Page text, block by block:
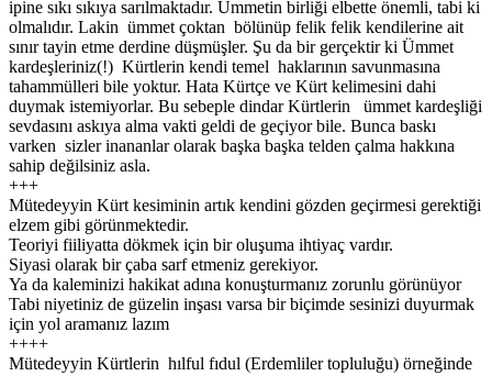
ipine sıkı sıkıya sarılmaktadır. Ümmetin birliği elbette önemli, tabi ki
olmalıdır. Lakin ümmet çoktan bölünüp felik felik kendilerine ait
sınır tayin etme derdine düşmüşler. Şu da bir gerçektir ki Ümmet
kardeşleriniz(!) Kürtlerin kendi temel haklarının savunmasına
tahammülleri bile yoktur. Hata Kürtçe ve Kürt kelimesini dahi
duymak istemiyorlar. Bu sebeple dindar Kürtlerin ümmet kardeşliği
sevdasını askıya alma vakti geldi de geçiyor bile. Bunca baskı
varken sizler inananlar olarak başka başka telden çalma hakkına
sahip değilsiniz asla.
+++
Mütedeyyin Kürt kesiminin artık kendini gözden geçirmesi gerektiği
elzem gibi görünmektedir.
Teoriyi fiiliyatta dökmek için bir oluşuma ihtiyaç vardır.
Siyasi olarak bir çaba sarf etmeniz gerekiyor.
Ya da kaleminizi hakikat adına konuşturmanız zorunlu görünüyor
Tabi niyetiniz de güzelin inşası varsa bir biçimde sesinizi duyurmak
için yol aramanız lazım
++++
Mütedeyyin Kürtlerin hılful fıdul (Erdemliler topluluğu) örneğinde